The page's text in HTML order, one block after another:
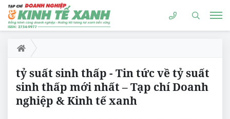
tỷ suất sinh thấp - Tin tức về tỷ suất
sinh thấp mới nhất – Tạp chí Doanh
nghiệp & Kinh tế xanh